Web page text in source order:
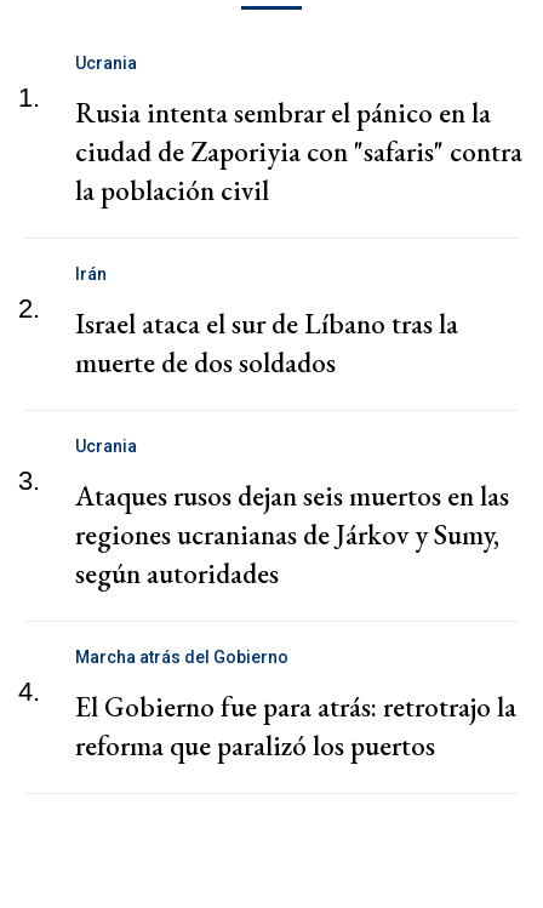
1.
Ucrania
Rusia intenta sembrar el pánico en la
ciudad de Zaporiyia con "safaris" contra
la población civil
2.
Irán
Israel ataca el sur de Líbano tras la
muerte de dos soldados
3.
Ucrania
Ataques rusos dejan seis muertos en las
regiones ucranianas de Járkov y Sumy,
según autoridades
4.
Marcha atrás del Gobierno
El Gobierno fue para atrás: retrotrajo la
reforma que paralizó los puertos